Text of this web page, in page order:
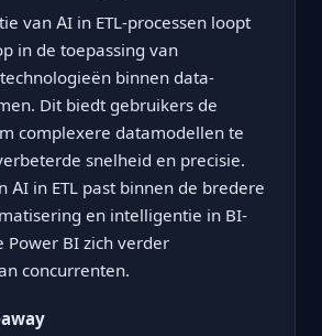
van AI in ETL-processen loopt
in de toepassing van
binnen data-
Dit biedt gebruikers de
complexere datamodellen te
snelheid en precisie.
AI in ETL past binnen de bredere
en intelligentie in BI-
Power BI zich verder
concurrenten.